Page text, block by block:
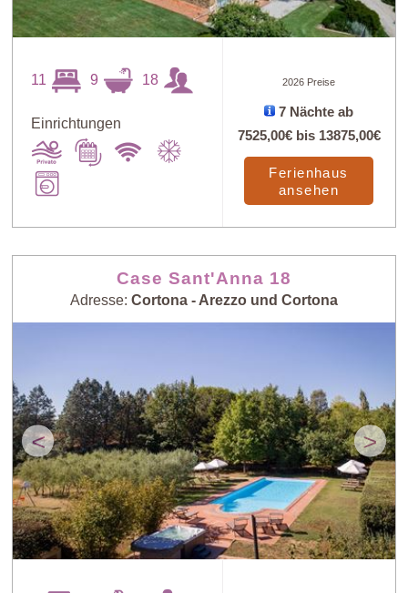
11 9 18
Einrichtungen
2026 Preise
7 Nächte ab
7525,00€bis 13875,00€
Ferienhaus
ansehen
Case Sant'Anna 18
Adresse: Cortona - Arezzo und Cortona
< >